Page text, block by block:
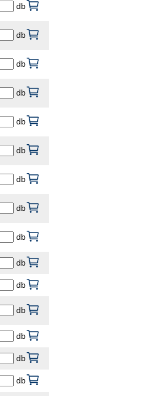
db
db
db
db
db
db
db
db
db
db
db
db
db
db
db